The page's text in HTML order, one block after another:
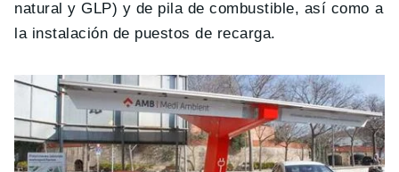
natural y GLP) y de pila de combustible, así como a
la instalación de puestos de recarga.